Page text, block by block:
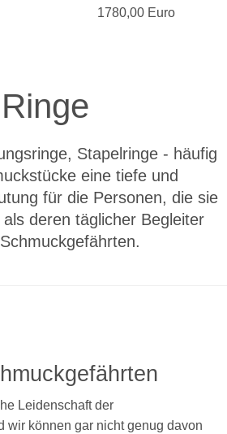
1780,00 Euro
Ringe
Stapelringe - häufig
eine tiefe und
für die Personen, die sie
deren täglicher Begleiter
Leidenschaft der
wir können gar nicht genug davon